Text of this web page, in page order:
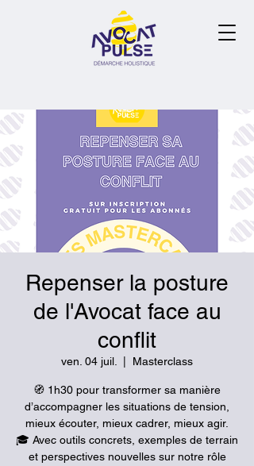
Repenser la posture
de l'Avocat face au
conflit
ven. 04 juil. Masterclass
🧭 1h30 pour transformer sa manière
d’accompagner les situations de tension,
mieux écouter, mieux cadrer, mieux agir.
🎓 Avec outils concrets, exemples de terrain
et perspectives nouvelles sur notre rôle